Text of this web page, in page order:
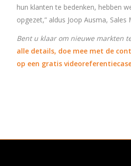
hun klanten te bedenken, hebben
opgezet,” aldus Joop Ausma, Sales
Bent u klaar om nieuwe markten
alle details, doe mee met de
op een gratis